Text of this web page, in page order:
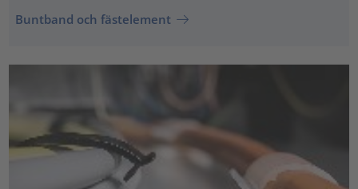
Buntband och fästelement